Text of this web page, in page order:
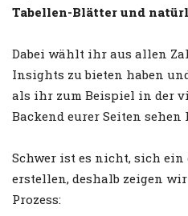
Tabellen-Blätter und
Dabei wählt ihr aus allen
Insights zu bieten haben
als ihr zum Beispiel in der
Backend eurer Seiten sehen
Schwer ist es nicht, sich ein
erstellen, deshalb zeigen
Prozess: